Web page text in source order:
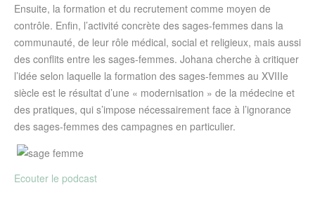
Ensuite, la formation et du recrutement comme moyen de
contrôle. Enfin, l’activité concrète des sages-femmes dans la
communauté, de leur rôle médical, social et religieux, mais aussi
des conflits entre les sages-femmes. Johana cherche à critiquer
l’idée selon laquelle la formation des sages-femmes au XVIIIe
siècle est le résultat d’une « modernisation » de la médecine et
des pratiques, qui s’impose nécessairement face à l’ignorance
des sages-femmes des campagnes en particulier.
Ecouter le podcast